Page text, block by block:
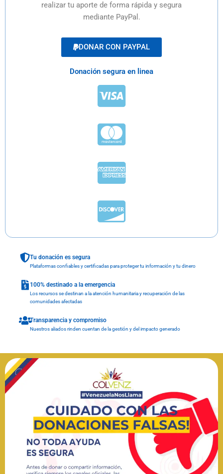
realizar tu aporte de forma rápida y segura
mediante PayPal.
DONAR CON PAYPAL
Donación segura en linea
Tu donación es segura
Plataformas confiables y certificadas para proteger tu información y tu dinero
100% destinado a la emergencia
Los recursos se destinan a la atención humanitaria y recuperación de las
comunidades afectadas
Transparencia y compromiso
Nuestros aliados rinden cuentan de la gestión y del impacto generado